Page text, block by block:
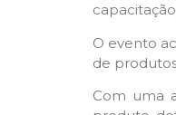
O evento
de
Com uma